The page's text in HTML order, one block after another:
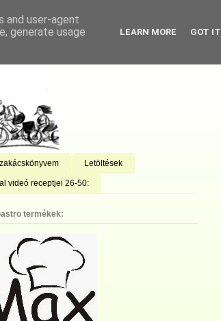
Letöltések
videó receptjei 26-50:
termékek:
and user-agent
generate usage
LEARN MORE GOT IT